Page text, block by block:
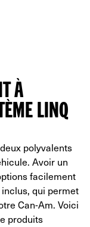
À
LINQ
polyvalents
Avoir un
facilement
inclus, qui permet
Can-Am. Voici
produits